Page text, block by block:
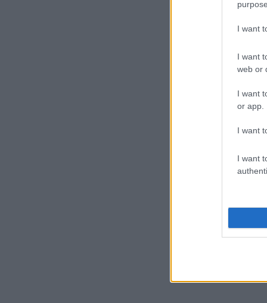
I want
I want
web or
I want
or app.
I want
I want